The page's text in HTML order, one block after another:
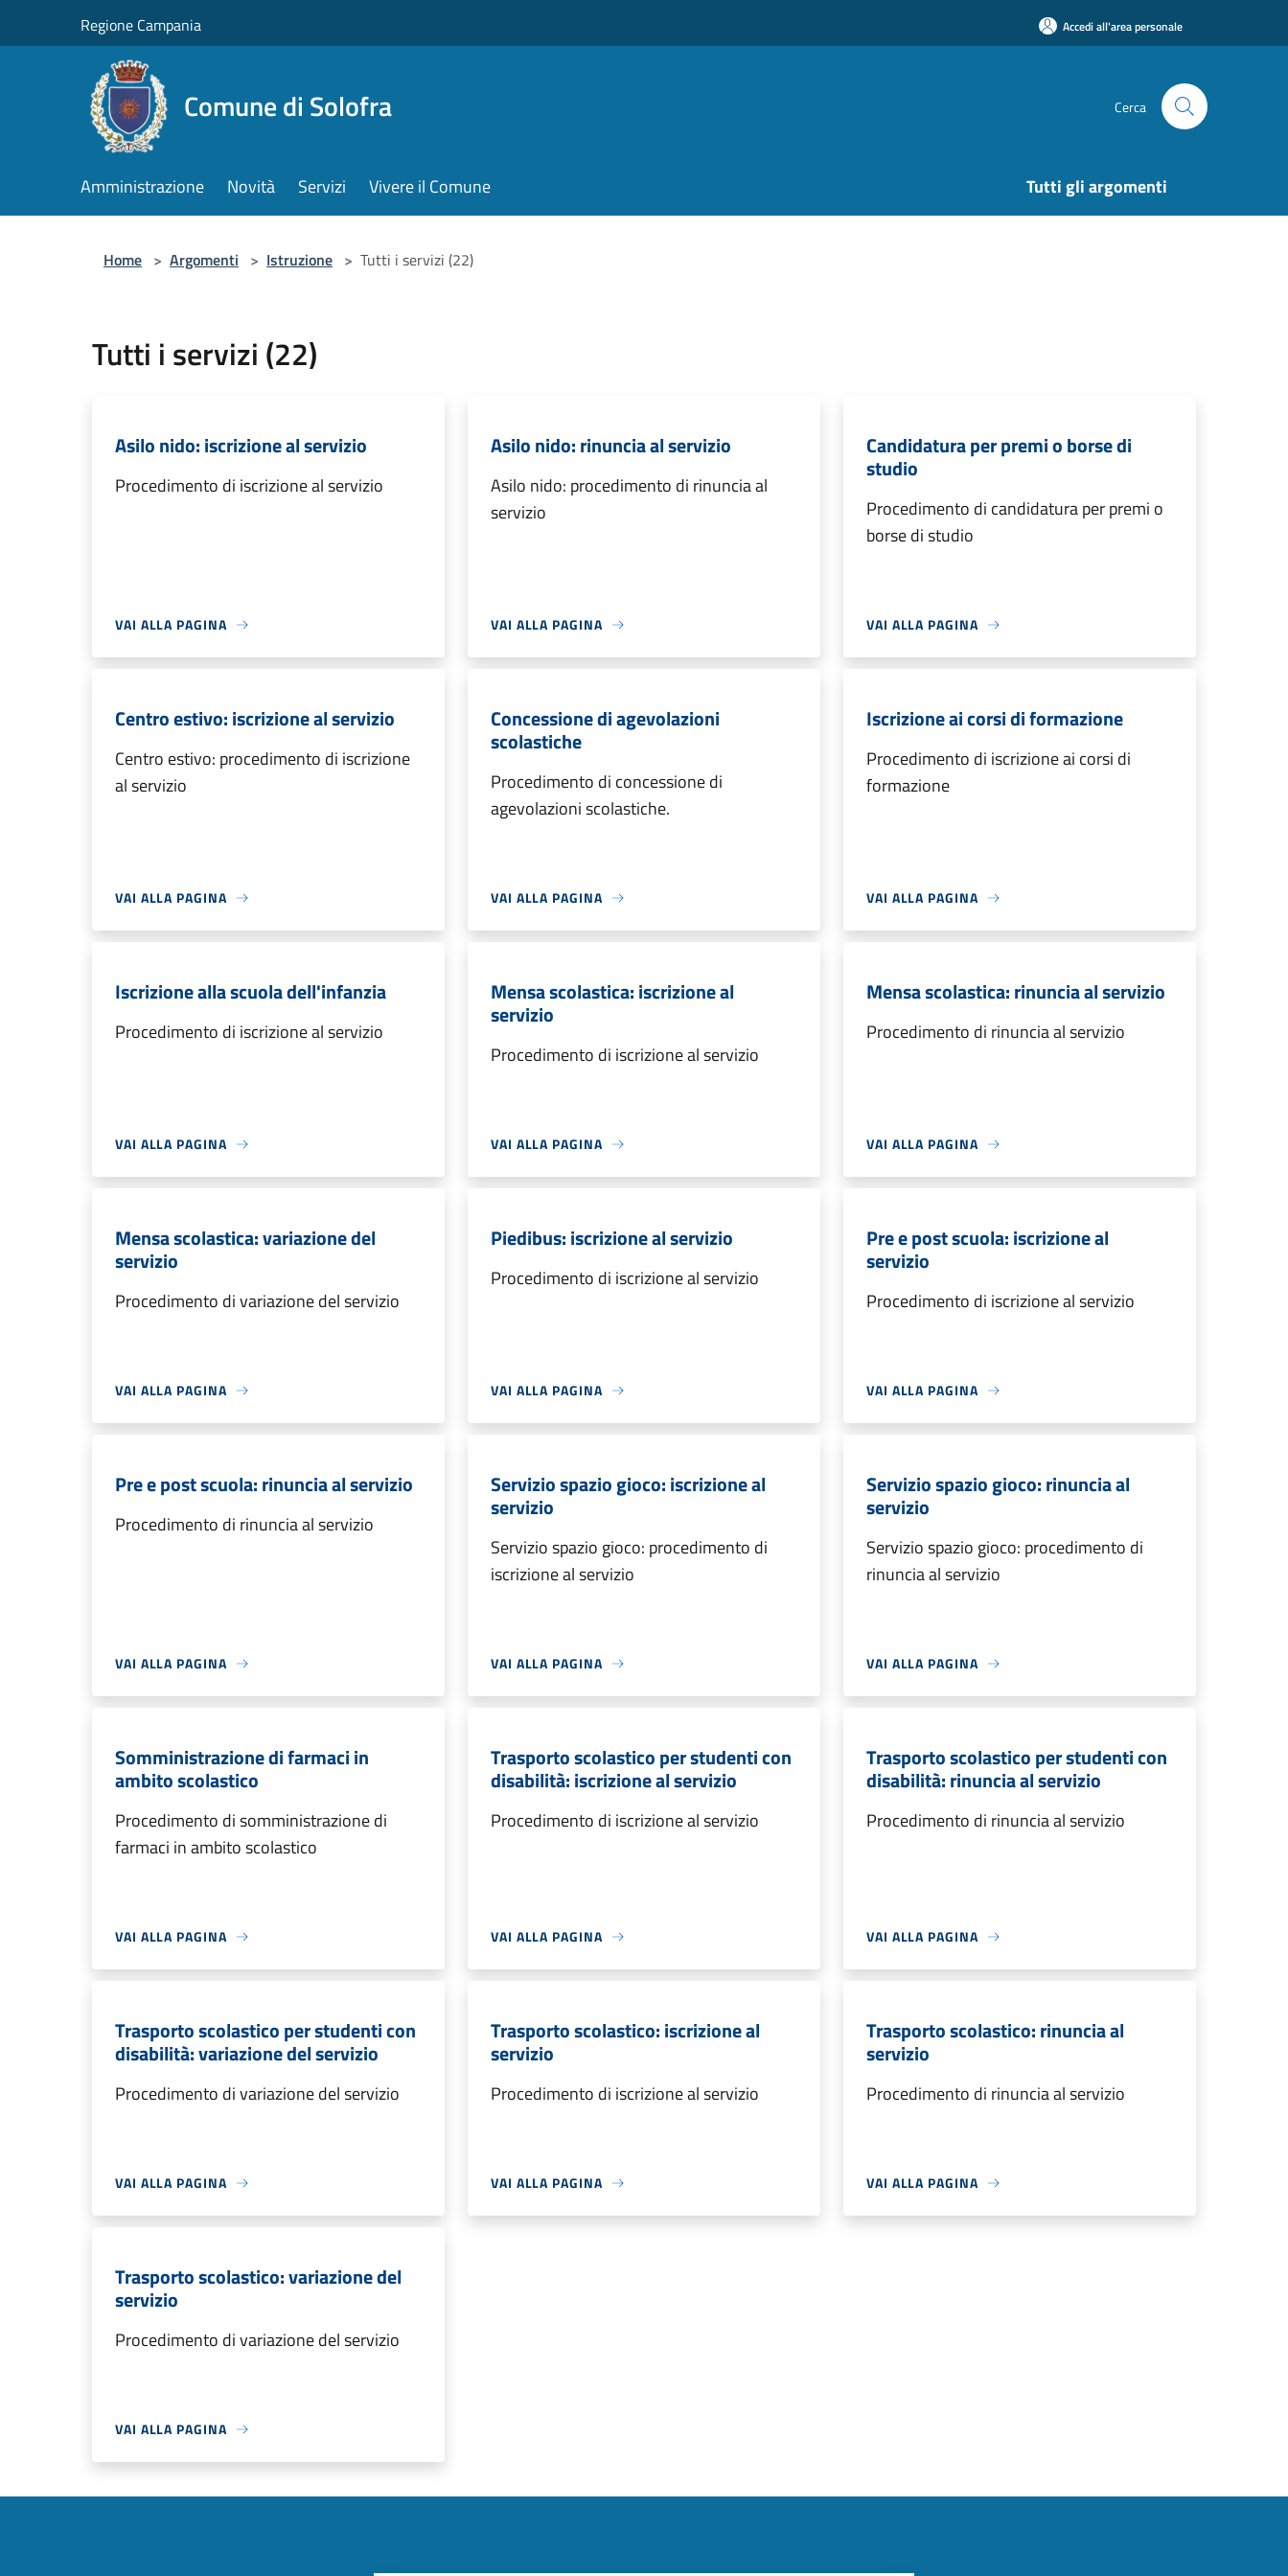
Regione Campania Accedi all'area personale
Comune di Solofra Cerca
Amministrazione Novità Servizi Vivere il Comune Tutti gli argomenti
Home > Argomenti > Istruzione > Tutti i servizi (22)
Tutti i servizi (22)
Asilo nido: iscrizione al servizio
Procedimento di iscrizione al servizio
VAI ALLA PAGINA
Asilo nido: rinuncia al servizio
Asilo nido: procedimento di rinuncia al
servizio
VAI ALLA PAGINA
Candidatura per premi o borse di
studio
Procedimento di candidatura per premi o
borse di studio
VAI ALLA PAGINA
Centro estivo: iscrizione al servizio
Centro estivo: procedimento di iscrizione
al servizio
VAI ALLA PAGINA
Concessione di agevolazioni
scolastiche
Procedimento di concessione di
agevolazioni scolastiche.
VAI ALLA PAGINA
Iscrizione ai corsi di formazione
Procedimento di iscrizione ai corsi di
formazione
VAI ALLA PAGINA
Iscrizione alla scuola dell'infanzia
Procedimento di iscrizione al servizio
VAI ALLA PAGINA
Mensa scolastica: iscrizione al
servizio
Procedimento di iscrizione al servizio
VAI ALLA PAGINA
Mensa scolastica: rinuncia al servizio
Procedimento di rinuncia al servizio
VAI ALLA PAGINA
Mensa scolastica: variazione del
servizio
Procedimento di variazione del servizio
VAI ALLA PAGINA
Piedibus: iscrizione al servizio
Procedimento di iscrizione al servizio
VAI ALLA PAGINA
Pre e post scuola: iscrizione al
servizio
Procedimento di iscrizione al servizio
VAI ALLA PAGINA
Pre e post scuola: rinuncia al servizio
Procedimento di rinuncia al servizio
VAI ALLA PAGINA
Servizio spazio gioco: iscrizione al
servizio
Servizio spazio gioco: procedimento di
iscrizione al servizio
VAI ALLA PAGINA
Servizio spazio gioco: rinuncia al
servizio
Servizio spazio gioco: procedimento di
rinuncia al servizio
VAI ALLA PAGINA
Somministrazione di farmaci in
ambito scolastico
Procedimento di somministrazione di
farmaci in ambito scolastico
VAI ALLA PAGINA
Trasporto scolastico per studenti con
disabilità: iscrizione al servizio
Procedimento di iscrizione al servizio
VAI ALLA PAGINA
Trasporto scolastico per studenti con
disabilità: rinuncia al servizio
Procedimento di rinuncia al servizio
VAI ALLA PAGINA
Trasporto scolastico per studenti con
disabilità: variazione del servizio
Procedimento di variazione del servizio
VAI ALLA PAGINA
Trasporto scolastico: iscrizione al
servizio
Procedimento di iscrizione al servizio
VAI ALLA PAGINA
Trasporto scolastico: rinuncia al
servizio
Procedimento di rinuncia al servizio
VAI ALLA PAGINA
Trasporto scolastico: variazione del
servizio
Procedimento di variazione del servizio
VAI ALLA PAGINA